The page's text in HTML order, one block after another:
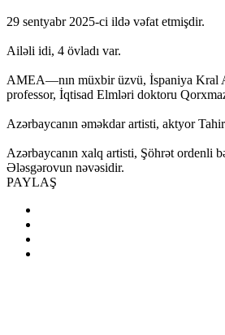
29 sentyabr 2025-ci ildə vəfat etmişdir.
Ailəli idi, 4 övladı var.
AMEA—nın müxbir üzvü, İspaniya Kral
professor, İqtisad Elmləri doktoru
Azərbaycanın əməkdar artisti, aktyor
Azərbaycanın xalq artisti, Şöhrət ordenli
Ələsgərovun nəvəsidir.
PAYLAŞ